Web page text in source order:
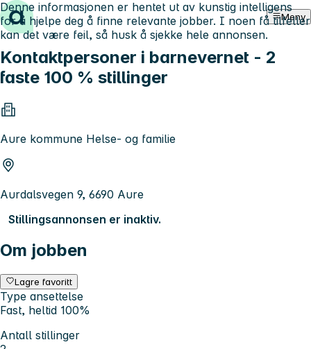
Hopp til innhold Meny
Kontaktpersoner i barnevernet - 2
faste 100 % stillinger
Aure kommune Helse- og familie
Aurdalsvegen 9, 6690 Aure
Stillingsannonsen er inaktiv.
Om jobben
Lagre favoritt
Type ansettelse
Fast, heltid 100%
Antall stillinger
Denne informasjonen er hentet ut av kunstig intelligens
for å hjelpe deg å finne relevante jobber. I noen få tilfeller
kan det være feil, så husk å sjekke hele annonsen.